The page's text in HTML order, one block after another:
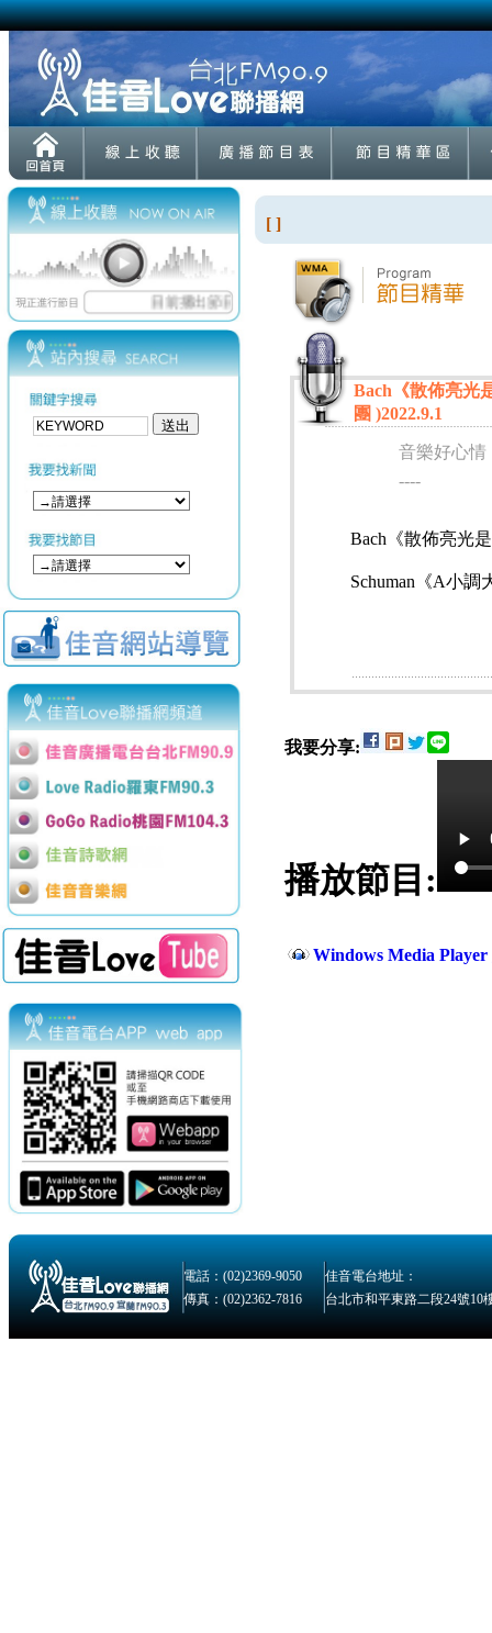
[ ]
Bach《散佈亮光
團 )2022.9.1
音樂好心情
----
Bach《散佈亮光
Schuman《A小調
我要分享:
播放節目:
Windows Media
電話：(02)2369-9050
佳音電台地址：
傳真：(02)2362-7816
台北市和平東路二段24號10